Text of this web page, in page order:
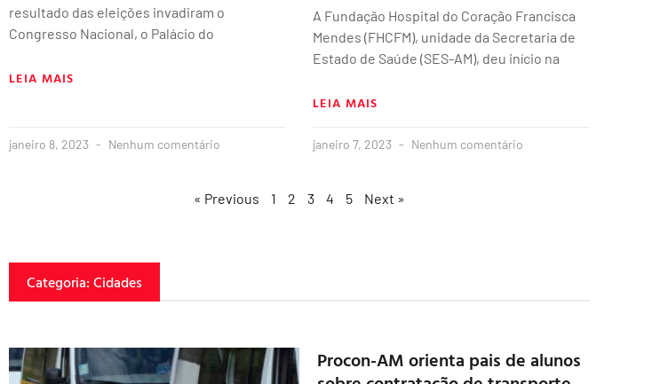
resultado das eleições invadiram o
Congresso Nacional, o Palácio do
LEIA MAIS
janeiro 8, 2023 Nenhum comentário
A Fundação Hospital do Coração Francisca
Mendes (FHCFM), unidade da Secretaria de
Estado de Saúde (SES-AM), deu início na
LEIA MAIS
janeiro 7, 2023 Nenhum comentário
« Previous 1 2 3 4 5 Next »
Categoria: Cidades
Procon-AM orienta pais de alunos